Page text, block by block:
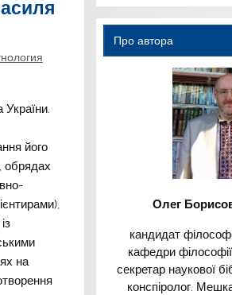
України.
його
обрядах
на
Про автора
Олег
кандидат
кафедри філософії
секретар наукової
конспіролог.